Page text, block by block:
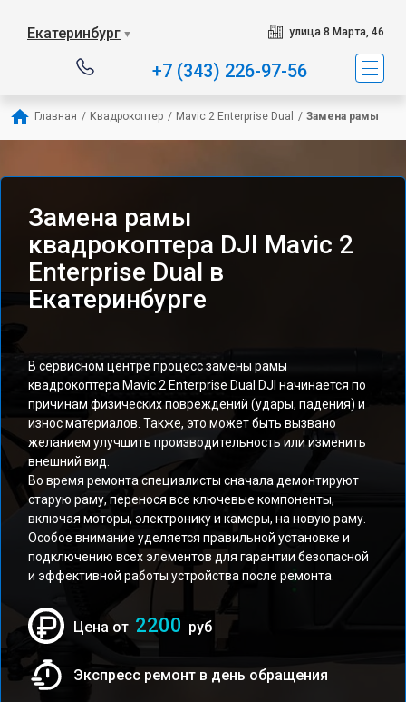
Екатеринбург ▼ улица 8 Марта, 46
+7 (343) 226-97-56
Главная / Квадрокоптер / Mavic 2 Enterprise Dual / Замена рамы
Замена рамы
квадрокоптера DJI Mavic 2
Enterprise Dual в
Екатеринбурге
В сервисном центре процесс замены рамы
квадрокоптера Mavic 2 Enterprise Dual DJI начинается по
причинам физических повреждений (удары, падения) и
износ материалов. Также, это может быть вызвано
желанием улучшить производительность или изменить
внешний вид.
Во время ремонта специалисты сначала демонтируют
старую раму, перенося все ключевые компоненты,
включая моторы, электронику и камеры, на новую раму.
Особое внимание уделяется правильной установке и
подключению всех элементов для гарантии безопасной
и эффективной работы устройства после ремонта.
Цена от 2200 руб
Экспресс ремонт в день обращения